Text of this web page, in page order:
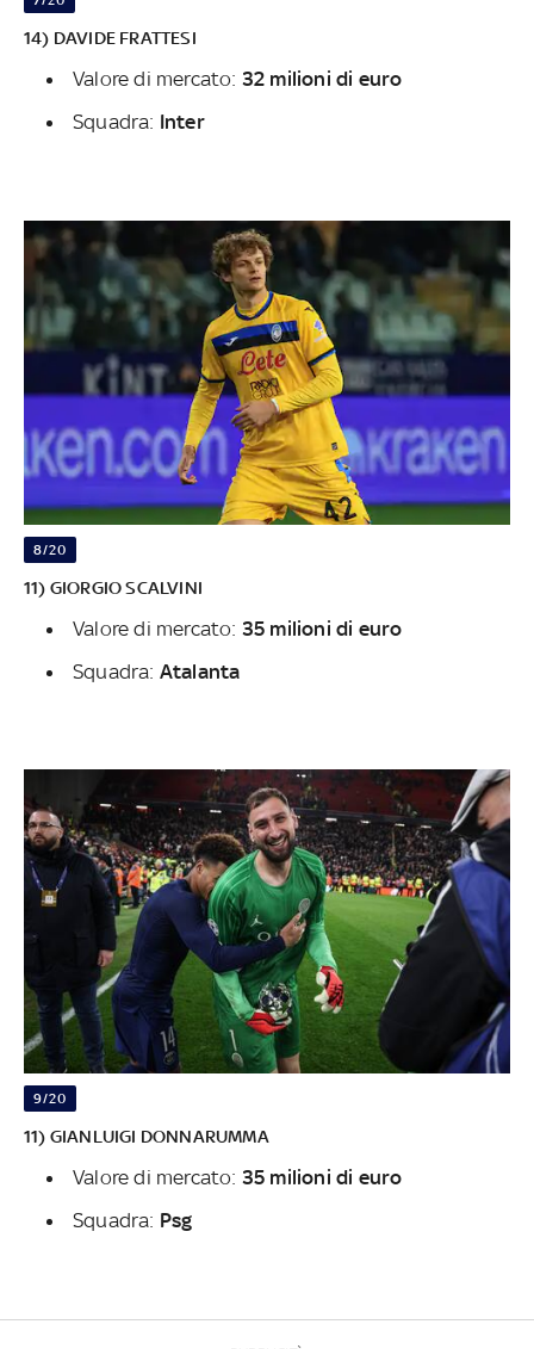
14) DAVIDE FRATTESI
Valore di mercato: 32 milioni di euro
Squadra: Inter
8/20
11) GIORGIO SCALVINI
Valore di mercato: 35 milioni di euro
Squadra: Atalanta
9/20
11) GIANLUIGI DONNARUMMA
Valore di mercato: 35 milioni di euro
Squadra: Psg